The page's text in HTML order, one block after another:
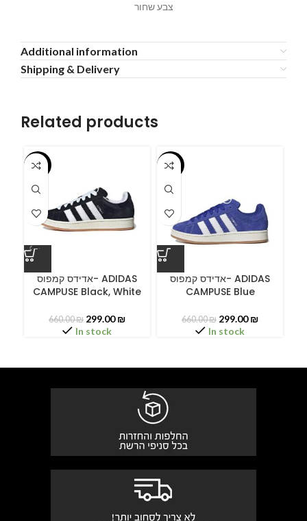
צבע שחור
Additional information
Shipping & Delivery
Related products
-55%
אדידס קמפוס- ADIDAS
CAMPUSE Black, White
660.00₪ 299.00₪
In stock
-55%
אדידס קמפוס- ADIDAS
CAMPUSE Blue
660.00₪ 299.00₪
In stock